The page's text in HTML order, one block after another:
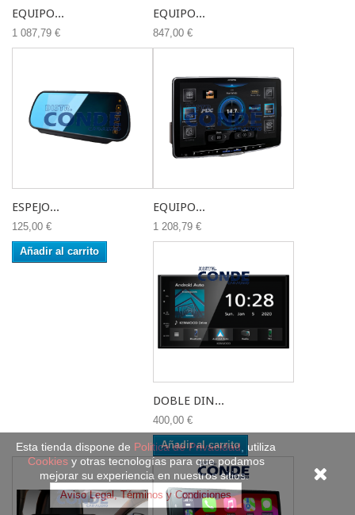
EQUIPO...
1 087,79 €
EQUIPO...
847,00 €
ESPEJO...
125,00 €
Añadir al carrito
EQUIPO...
1 208,79 €
DOBLE DIN...
400,00 €
Añadir al carrito
Esta tienda dispone de Politica de Privacidad , utiliza
Cookiesy otras tecnologías para que podamos
mejorar su experiencia en nuestros sitios.
Aviso Legal, Términos y Condiciones